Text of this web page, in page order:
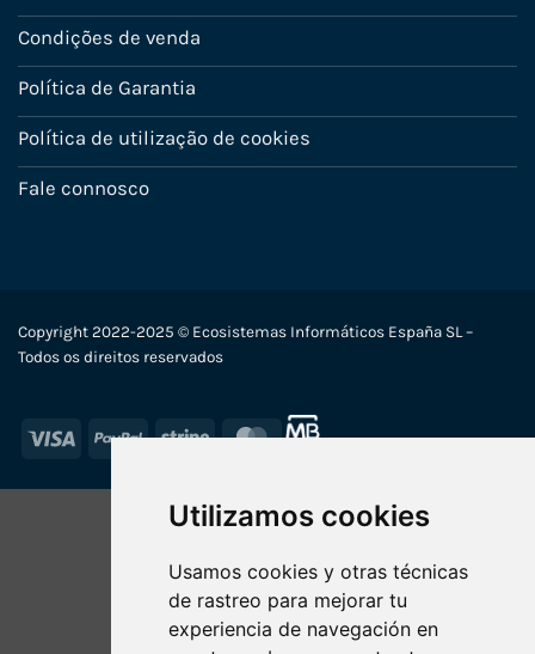
Utilizamos cookies
Usamos cookies y otras técnicas
de rastreo para mejorar tu
experiencia de navegación en
Condições de venda
Política de Garantia
Política de utilização de cookies
Fale connosco
Copyright 2022-2025 © Ecosistemas Informáticos España SL –
Todos os direitos reservados
Visa PayPal Stripe MasterCard